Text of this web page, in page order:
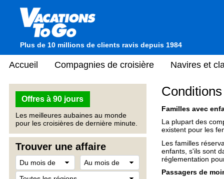
Plus de 10 millions de clients ravis depuis 1984
Accueil Compagnies de croisière Navires et
Offres à 90 jours
Les meilleures aubaines au monde
pour les croisières de dernière minute.
Trouver une affaire
Familles avec
La plupart des
existent pour les
Les familles
enfants, s'ils sont
réglementation
Passagers de